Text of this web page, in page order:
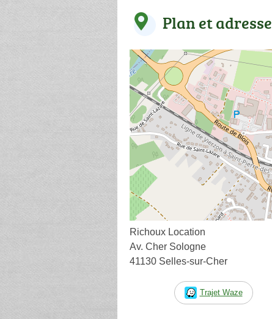
Plan et adresse
Richoux Location
Av. Cher Sologne
41130 Selles-sur-Cher
Trajet Waze